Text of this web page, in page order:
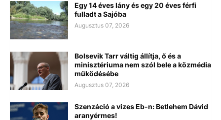
Egy 14 éves lány és egy 20 éves férfi
fulladt a Sajóba
Augusztus 07, 2026
Bolsevik Tarr váltig állítja, ő és a
minisztériuma nem szól bele a közmédia
működésébe
Augusztus 07, 2026
Szenzáció a vizes Eb-n: Betlehem Dávid
aranyérmes!